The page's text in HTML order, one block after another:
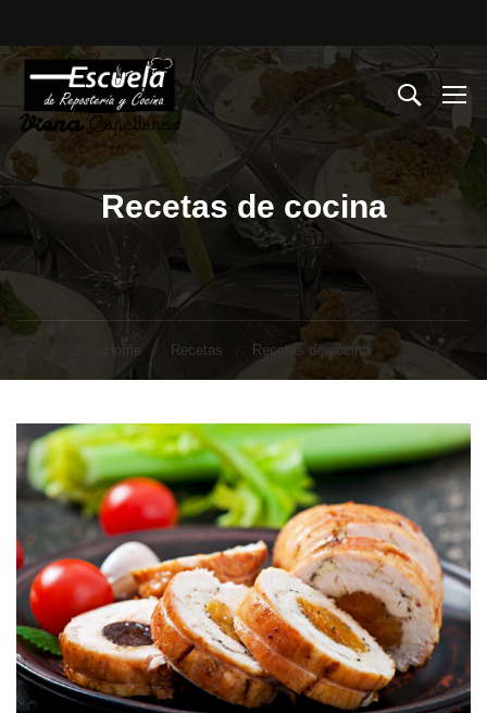
Recetas de cocina
Home Recetas Recetas de cocina